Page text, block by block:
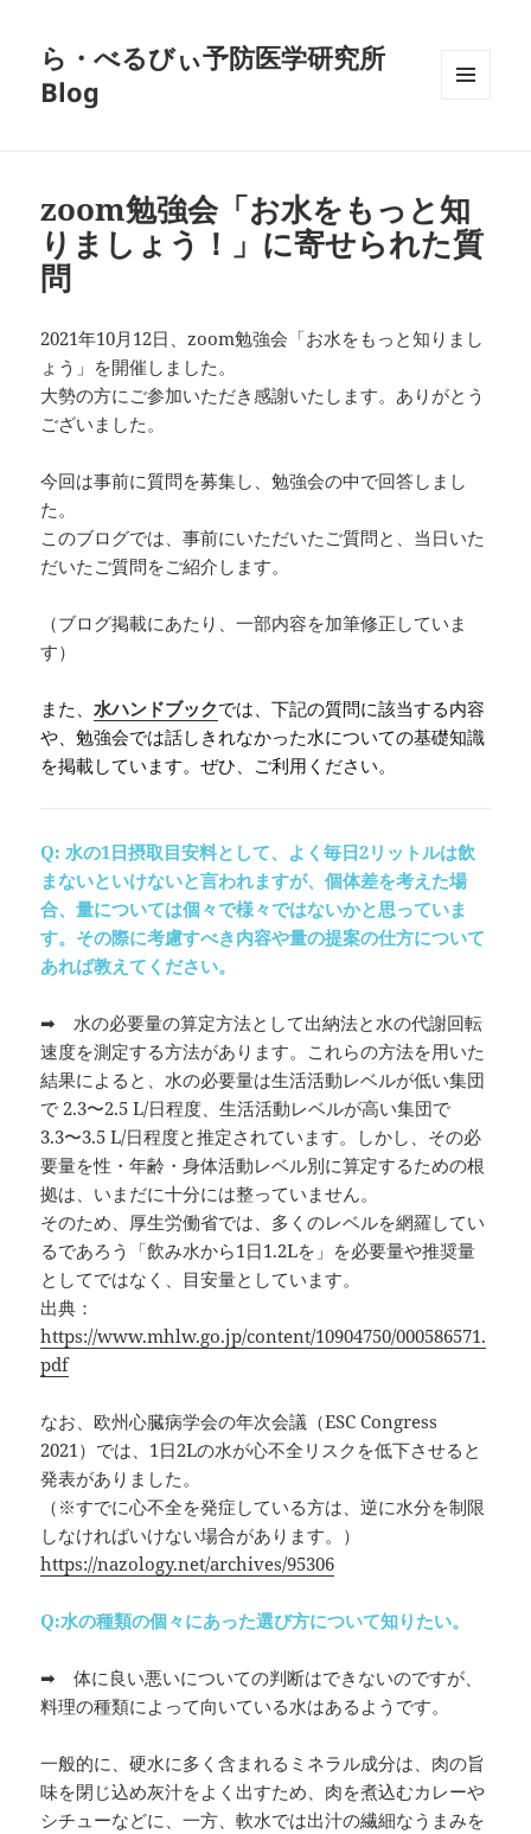
ら・べるびぃ予防医学研究所
Blog
zoom勉強会「お水をもっと知
りましょう！」に寄せられた質
問
2021年10月12日、zoom勉強会「お水をもっと知りまし
ょう」を開催しました。
大勢の方にご参加いただき感謝いたします。ありがとう
ございました。
今回は事前に質問を募集し、勉強会の中で回答しまし
た。
このブログでは、事前にいただいたご質問と、当日いた
だいたご質問をご紹介します。
（ブログ掲載にあたり、一部内容を加筆修正していま
す）
また、水ハンドブックでは、下記の質問に該当する内容
や、勉強会では話しきれなかった水についての基礎知識
を掲載しています。ぜひ、ご利用ください。
Q: 水の1日摂取目安料として、よく毎日2リットルは飲
まないといけないと言われますが、個体差を考えた場
合、量については個々で様々ではないかと思っていま
す。その際に考慮すべき内容や量の提案の仕方について
あれば教えてください。
➡ 水の必要量の算定方法として出納法と水の代謝回転
速度を測定する方法があります。これらの方法を用いた
結果によると、水の必要量は生活活動レベルが低い集団
で 2.3〜2.5 L/日程度、生活活動レベルが高い集団で
3.3〜3.5 L/日程度と推定されています。しかし、その必
要量を性・年齢・身体活動レベル別に算定するための根
拠は、いまだに十分には整っていません。
そのため、厚生労働省では、多くのレベルを網羅してい
るであろう「飲み水から1日1.2Lを」を必要量や推奨量
としてではなく、目安量としています。
出典：
https://www.mhlw.go.jp/content/10904750/000586571.
pdf
なお、欧州心臓病学会の年次会議（ESC Congress
2021）では、1日2Lの水が心不全リスクを低下させると
発表がありました。
（※すでに心不全を発症している方は、逆に水分を制限
しなければいけない場合があります。）
https://nazology.net/archives/95306
Q:水の種類の個々にあった選び方について知りたい。
➡ 体に良い悪いについての判断はできないのですが、
料理の種類によって向いている水はあるようです。
一般的に、硬水に多く含まれるミネラル成分は、肉の旨
味を閉じ込め灰汁をよく出すため、肉を煮込むカレーや
シチューなどに、一方、軟水では出汁の繊細なうまみを